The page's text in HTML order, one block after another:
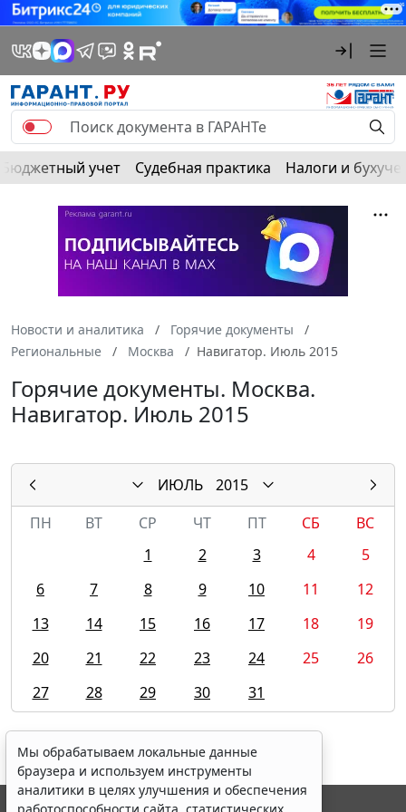
Бюджетный учет Судебная практика Налоги и
Новости и аналитика
Горячие документы
Региональные
Москва Навигатор. Июль 2015
Горячие документы. Москва.
Навигатор. Июль 2015
ИЮЛЬ
2015
ПН
ВТ СР ЧТ ПТ СБ
ВС
1
2 3 4
5
6
7 8 9 10 11
12
13
14 15 16 17 18
19
20
21 22 23 24 25
26
27
28 29 30 31
Мы обрабатываем локальные данные
браузера и используем инструменты
аналитики в целях улучшения и обеспечения